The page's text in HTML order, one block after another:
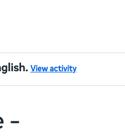
View activity
-